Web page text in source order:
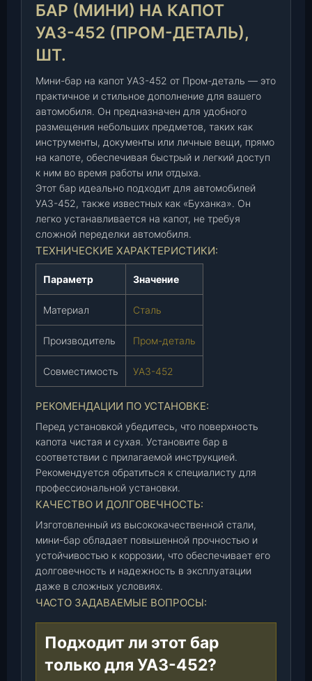
н
а
У
А
З
-
4
5
2
(
П
о
л
ь
)
,
ш
т
БАР (МИНИ) НА КАПОТ
УАЗ-452 (ПРОМ-ДЕТАЛЬ),
ШТ.
Мини-бар на капот УАЗ-452 от Пром-деталь — это
практичное и стильное дополнение для вашего
автомобиля. Он предназначен для удобного
размещения небольших предметов, таких как
инструменты, документы или личные вещи, прямо
на капоте, обеспечивая быстрый и легкий доступ
к ним во время работы или отдыха.
Этот бар идеально подходит для автомобилей
УАЗ-452, также известных как «Буханка». Он
легко устанавливается на капот, не требуя
сложной переделки автомобиля.
ТЕХНИЧЕСКИЕ ХАРАКТЕРИСТИКИ:
Параметр Значение
Материал Сталь
Производитель Пром-деталь
Совместимость УАЗ-452
РЕКОМЕНДАЦИИ ПО УСТАНОВКЕ:
Перед установкой убедитесь, что поверхность
капота чистая и сухая. Установите бар в
соответствии с прилагаемой инструкцией.
Рекомендуется обратиться к специалисту для
профессиональной установки.
КАЧЕСТВО И ДОЛГОВЕЧНОСТЬ:
Изготовленный из высококачественной стали,
мини-бар обладает повышенной прочностью и
устойчивостью к коррозии, что обеспечивает его
долговечность и надежность в эксплуатации
даже в сложных условиях.
ЧАСТО ЗАДАВАЕМЫЕ ВОПРОСЫ:
Подходит ли этот бар
только для УАЗ-452?